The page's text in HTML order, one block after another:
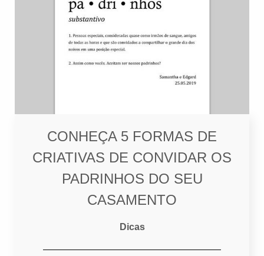
CONHEÇA 5 FORMAS DE
CRIATIVAS DE CONVIDAR OS
PADRINHOS DO SEU
CASAMENTO
Dicas